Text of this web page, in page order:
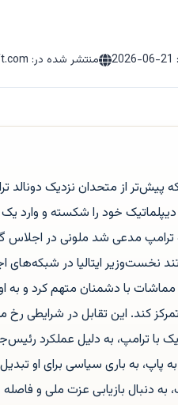
2026-06-21 منتشر شده در: ft.com
که پیش‌تر از متحدان نزدیک
خود را شکسته و وارد
نخست‌وزیر ایتالیا در
مماشات با دشمنان متهم کرد و
کند. این تقابل در شرایطی
با ترامپ، به دلیل عملکرد
پاپ، به باری سیاسی برای او
به دنبال بازیابی عزت ملی و